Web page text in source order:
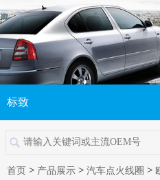
标致
首页 > 产品展示 > 汽车点火线圈 >